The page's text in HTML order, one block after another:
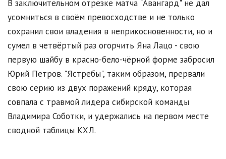
В заключительном отрезке матча "Авангард" не дал
усомниться в своём превосходстве и не только
сохранил свои владения в неприкосновенности, но и
сумел в четвёртый раз огорчить Яна Лацо - свою
первую шайбу в красно-бело-чёрной форме забросил
Юрий Петров. "Ястребы", таким образом, прервали
свою серию из двух поражений кряду, которая
совпала с травмой лидера сибирской команды
Владимира Соботки, и удержались на первом месте
сводной таблицы КХЛ.